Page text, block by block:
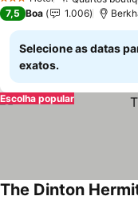
3 Estrelas
7,5 Boa 1.006
Selecione as datas
exatos.
Escolha popular
The Dinton